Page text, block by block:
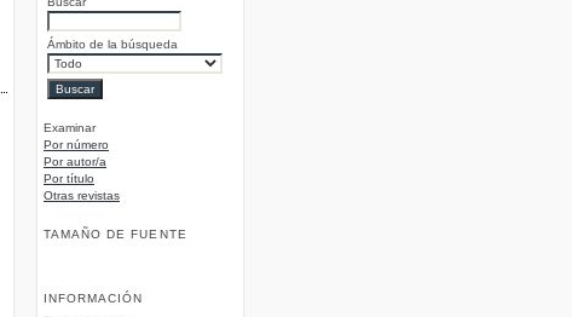
Ámbito de la búsqueda
Examinar
Por número
Por autor/a
Por título
Otras revistas
TAMAÑO DE FUENTE
INFORMACIÓN